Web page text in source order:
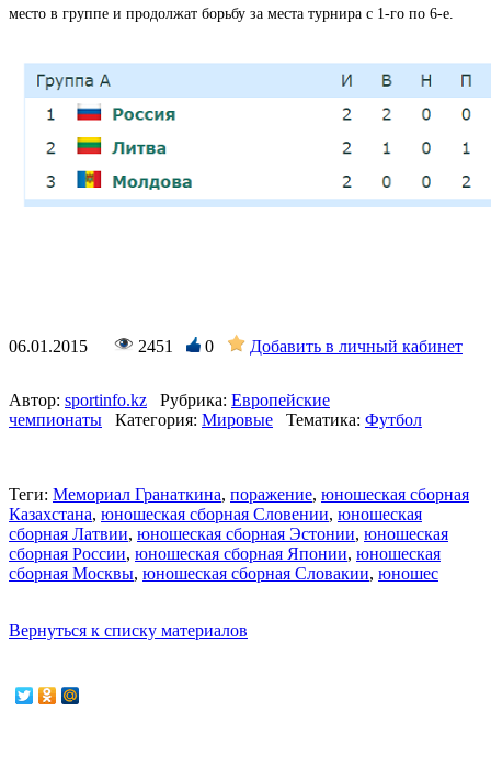
место в группе и продолжат борьбу за места турнира с 1-го по 6-е.
06.01.2015 2451 0 Добавить в личный кабинет
Автор: sportinfo.kz Рубрика: Европейские
чемпионаты
Категория: Мировые Тематика: Футбол
Теги: Мемориал Гранаткина, поражение, юношеская сборная
Казахстана, юношеская сборная Словении, юношеская
сборная Латвии, юношеская сборная Эстонии, юношеская
сборная России, юношеская сборная Японии, юношеская
сборная Москвы, юношеская сборная Словакии, юношес
Вернуться к списку материалов